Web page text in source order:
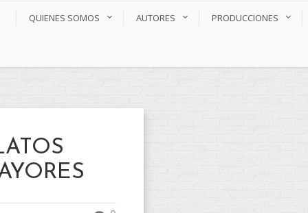
QUIENES SOMOS AUTORES PRODUCCIONES